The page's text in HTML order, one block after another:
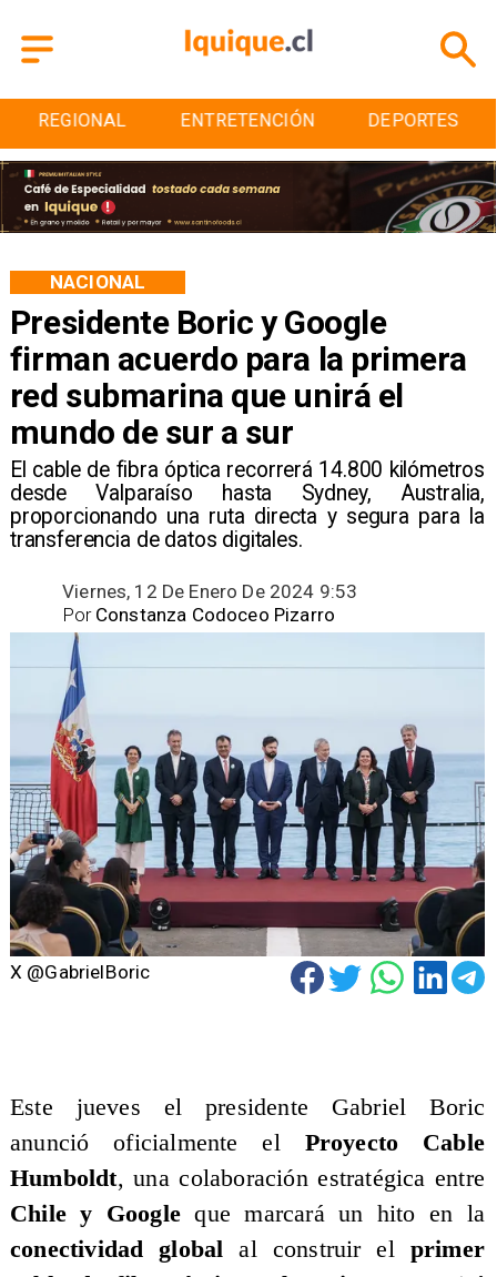
REGIONAL ENTRETENCIÓN DEPORTES
Presidente Boric y Google
firman acuerdo para la primera
red submarina que unirá el
mundo de sur a sur
El cable de fibra óptica recorrerá 14.800 kilómetros
desde Valparaíso hasta Sydney, Australia,
proporcionando una ruta directa y segura para la
transferencia de datos digitales.
NACIONAL
Viernes, 12 De Enero De 2024 9:53
Constanza Codoceo Pizarro
Por
X @GabrielBoric
Este jueves el presidente Gabriel Boric
anunció oficialmente el Proyecto Cable
Humboldt, una colaboración estratégica entre
Chile y Google que marcará un hito en la
conectividad global al construir el primer